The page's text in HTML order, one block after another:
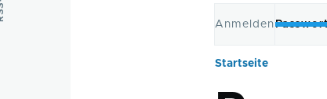
Reiter
Anmelden
Startseite